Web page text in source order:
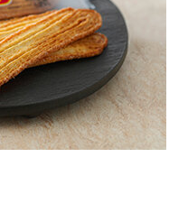
市場
弁予約サイトです。